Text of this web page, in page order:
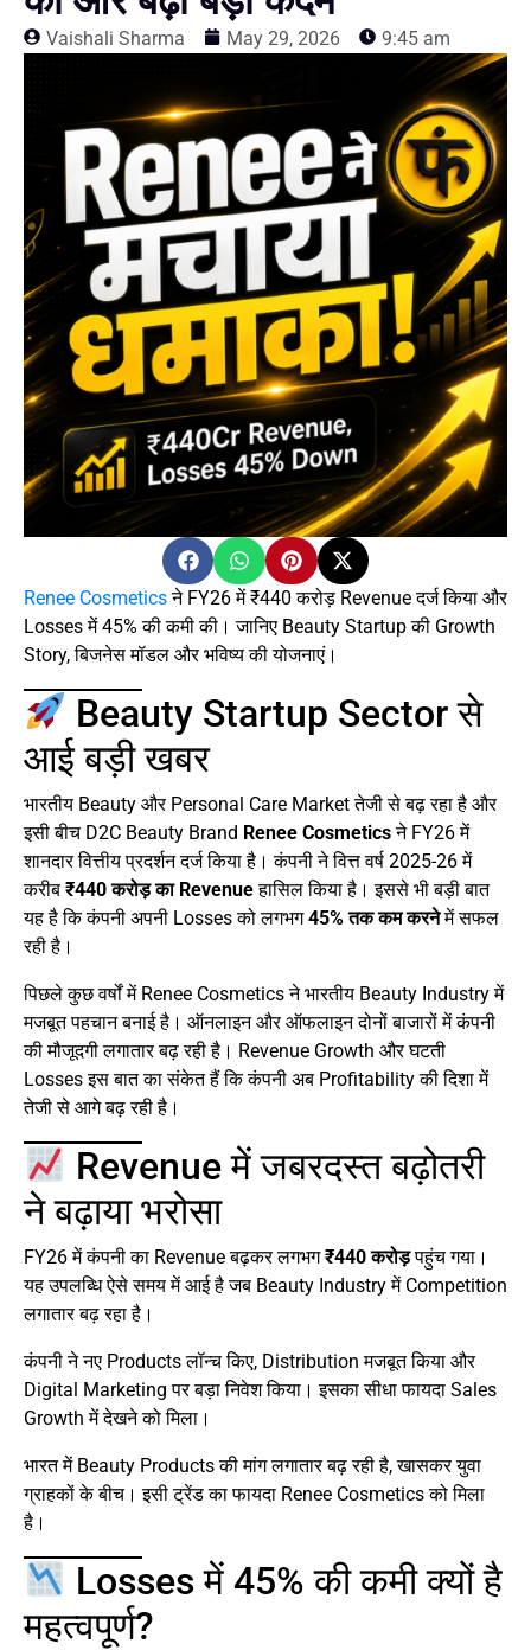
Vaishali Sharma May 29, 2026 9:45 am
Renee Cosmeticsने FY26 में ₹440 करोड़ Revenue दर्ज किया और
Losses में 45% की कमी की। जानिए Beauty Startup की Growth
Story, बिजनेस मॉडल और भविष्य की योजनाएं।
Beauty Startup Sector से
आई बड़ी खबर
भारतीय Beauty और Personal Care Market तेजी से बढ़ रहा है और
इसी बीच D2C Beauty Brand Renee Cosmeticsने FY26 में
शानदार वित्तीय प्रदर्शन दर्ज किया है। कंपनी ने वित्त वर्ष 2025-26 में
करीब ₹440 करोड़ का Revenueहासिल किया है। इससे भी बड़ी बात
यह है कि कंपनी अपनी Losses को लगभग45% तक कम करनेमें सफल
रही है।
पिछले कुछ वर्षों में Renee Cosmetics ने भारतीय Beauty Industry में
मजबूत पहचान बनाई है। ऑनलाइन और ऑफलाइन दोनों बाजारों में कंपनी
की मौजूदगी लगातार बढ़ रही है। Revenue Growth और घटती
Losses इस बात का संकेत हैं कि कंपनी अब Profitability की दिशा में
तेजी से आगे बढ़ रही है।
Revenue में जबरदस्त बढ़ोतरी
ने बढ़ाया भरोसा
FY26 में कंपनी का Revenue बढ़कर लगभग₹440 करोड़पहुंच गया।
यह उपलब्धि ऐसे समय में आई है जब Beauty Industry में Competition
लगातार बढ़ रहा है।
कंपनी ने नए Products लॉन्च किए, Distribution मजबूत किया और
Digital Marketing पर बड़ा निवेश किया। इसका सीधा फायदा Sales
Growth में देखने को मिला।
भारत में Beauty Products की मांग लगातार बढ़ रही है, खासकर युवा
ग्राहकों के बीच। इसी ट्रेंड का फायदा Renee Cosmetics को मिला
है।
Losses में 45% की कमी क्यों है
महत्वपूर्ण?